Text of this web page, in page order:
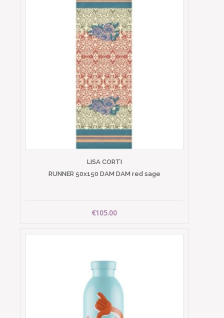
LISA CORTI
RUNNER 50x150 DAM DAM red sage
€105.00